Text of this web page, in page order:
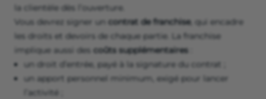
la clientèle dès l’ouverture.
Vous devrez signer un contrat de franchise, qui encadre
les droits et devoirs de chaque partie. La franchise
implique aussi des coûts supplémentaires
un droit d’entrée, payé à la signature du contrat ;
un apport personnel minimum, exigé pour lancer
l’activité ;